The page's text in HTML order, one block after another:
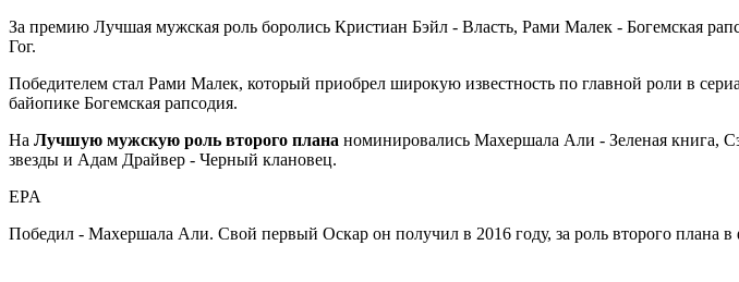
За премию Лучшая мужская роль боролись Кристиан Бэйл - Власть, Рами Малек - Богемская
Гог.
Победителем стал Рами Малек, который приобрел широкую известность по главной роли в
байопике Богемская рапсодия.
На Лучшую мужскую роль второго плана номинировались Махершала Али - Зеленая книга,
звезды и Адам Драйвер - Черный клановец.
EPA
Победил - Махершала Али. Свой первый Оскар он получил в 2016 году, за роль второго